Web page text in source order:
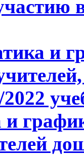
в
и
2022